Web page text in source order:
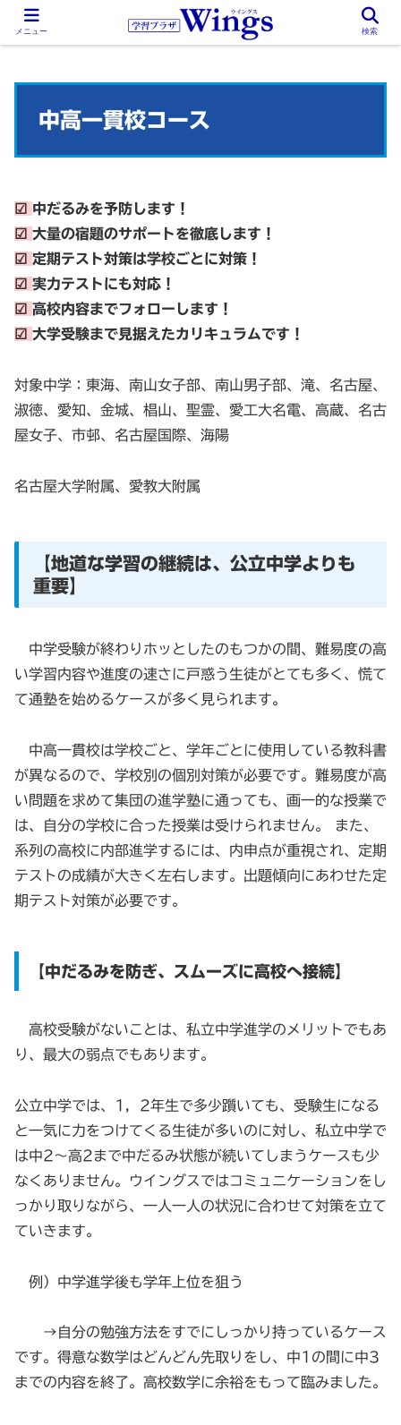
中高一貫校コース
☑ 中だるみを予防します！
☑ 大量の宿題のサポートを徹底します！
☑ 定期テスト対策は学校ごとに対策！
☑ 実力テストにも対応！
☑ 高校内容までフォローします！
☑ 大学受験まで見据えたカリキュラムです！
対象中学：東海、南山女子部、南山男子部、滝、名古屋、
淑徳、愛知、金城、椙山、聖霊、愛工大名電、高蔵、名古
屋女子、市邨、名古屋国際、海陽
名古屋大学附属、愛教大附属
【地道な学習の継続は、公立中学よりも
重要】
中学受験が終わりホッとしたのもつかの間、難易度の高
い学習内容や進度の速さに戸惑う生徒がとても多く、慌て
て通塾を始めるケースが多く見られます。
中高一貫校は学校ごと、学年ごとに使用している教科書
が異なるので、学校別の個別対策が必要です。難易度が高
い問題を求めて集団の進学塾に通っても、画一的な授業で
は、自分の学校に合った授業は受けられません。 また、
系列の高校に内部進学するには、内申点が重視され、定期
テストの成績が大きく左右します。出題傾向にあわせた定
期テスト対策が必要です。
【中だるみを防ぎ、スムーズに高校へ接続】
高校受験がないことは、私立中学進学のメリットでもあ
り、最大の弱点でもあります。
公立中学では、1，2年生で多少躓いても、受験生になる
と一気に力をつけてくる生徒が多いのに対し、私立中学で
は中2～高2まで中だるみ状態が続いてしまうケースも少
なくありません。ウイングスではコミュニケーションをし
っかり取りながら、一人一人の状況に合わせて対策を立て
ていきます。
例）中学進学後も学年上位を狙う
→自分の勉強方法をすでにしっかり持っているケース
です。得意な数学はどんどん先取りをし、中1の間に中3
までの内容を終了。高校数学に余裕をもって臨みました。
メニュー 検索